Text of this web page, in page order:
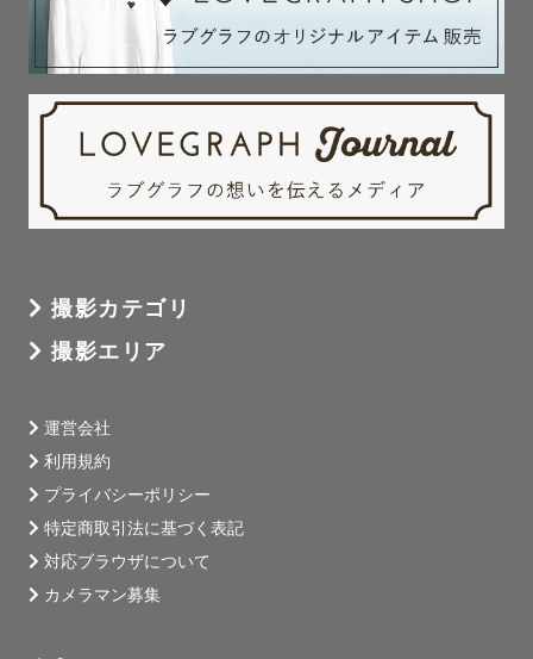
撮影カテゴリ
撮影エリア
運営会社
利用規約
プライバシーポリシー
特定商取引法に基づく表記
対応ブラウザについて
カメラマン募集